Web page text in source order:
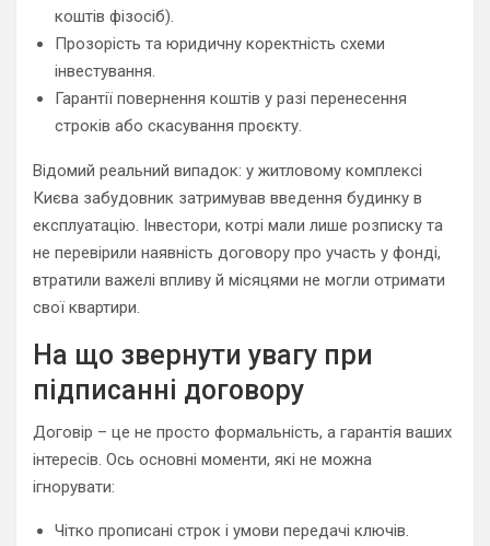
коштів фізосіб).
Прозорість та юридичну коректність схеми
інвестування.
Гарантії повернення коштів у разі перенесення
строків або скасування проєкту.
Відомий реальний випадок: у житловому комплексі
Києва забудовник затримував введення будинку в
експлуатацію. Інвестори, котрі мали лише розписку та
не перевірили наявність договору про участь у фонді,
втратили важелі впливу й місяцями не могли отримати
свої квартири.
На що звернути увагу при
підписанні договору
Договір – це не просто формальність, а гарантія ваших
інтересів. Ось основні моменти, які не можна
ігнорувати:
Чітко прописані строк і умови передачі ключів.